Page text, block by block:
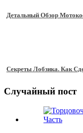
Детальный Обзор
Секреты Лобзика. Как
Случайный пост